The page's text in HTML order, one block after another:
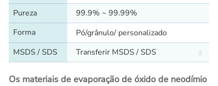
Pureza
99.9% ~ 99.99%
Forma
Pó/grânulo/ personalizado
MSDS / SDS
Transferir MSDS / SDS
Os materiais de evaporação de óxido de neodímio